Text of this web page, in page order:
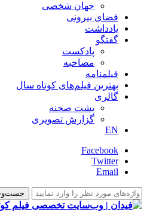
جهان شخصی
فضای بیرونی
یادداشت
گفتگو
پادکست
مصاحبه
فیلمنامه
بهترین فیلم‌های کوتاه سال
گالری
پشت صحنه
گزارش تصویری
EN
Facebook
Twitter
Email